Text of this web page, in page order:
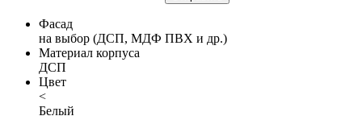
Фасад
на выбор (ДСП, МДФ ПВХ и др.)
Материал корпуса
ДСП
Цвет
<
Белый